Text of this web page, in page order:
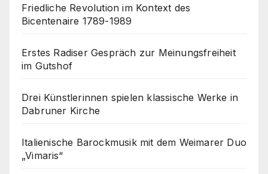
Friedliche Revolution im Kontext des
Bicentenaire 1789-1989
Erstes Radiser Gespräch zur Meinungsfreiheit
im Gutshof
Drei Künstlerinnen spielen klassische Werke in
Dabruner Kirche
Italienische Barockmusik mit dem Weimarer Duo
„Vimaris“